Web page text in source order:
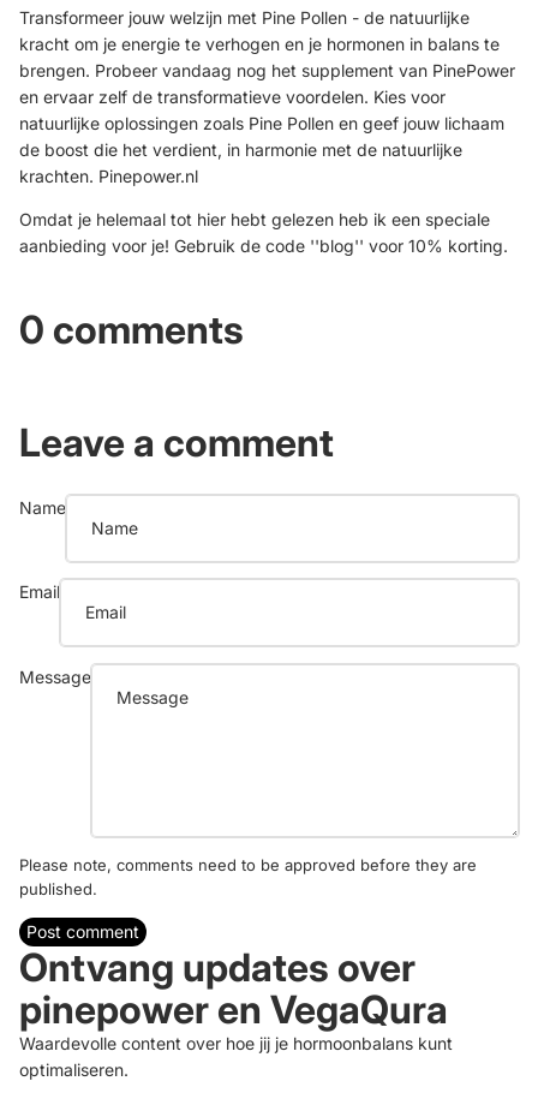
Transformeer jouw welzijn met Pine Pollen - de natuurlijke
kracht om je energie te verhogen en je hormonen in balans te
brengen. Probeer vandaag nog het supplement van PinePower
en ervaar zelf de transformatieve voordelen. Kies voor
natuurlijke oplossingen zoals Pine Pollen en geef jouw lichaam
de boost die het verdient, in harmonie met de natuurlijke
krachten. Pinepower.nl
Omdat je helemaal tot hier hebt gelezen heb ik een speciale
aanbieding voor je! Gebruik de code ''blog'' voor 10% korting.
0 comments
Leave a comment
Name
Email
Message
Please note, comments need to be approved before they are
published.
Post comment
Ontvang updates over
pinepower en VegaQura
Waardevolle content over hoe jij je hormoonbalans kunt
optimaliseren.
Refund policy
Privacy policy